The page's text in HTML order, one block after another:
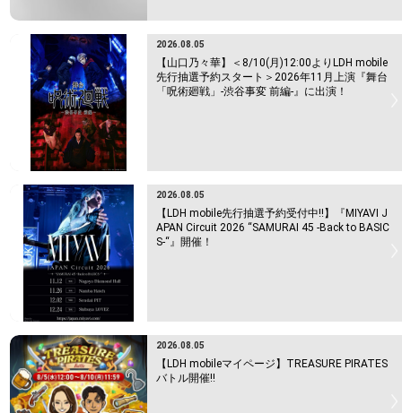
2026.08.05
【山口乃々華】＜8/10(月)12:00よりLDH mobile
先行抽選予約スタート＞2026年11月上演『舞台
「呪術廻戦」-渋谷事変 前編-』に出演！
2026.08.05
【LDH mobile先行抽選予約受付中!!】『MIYAVI J
APAN Circuit 2026 “SAMURAI 45 -Back to BASIC
S-“』開催！
2026.08.05
【LDH mobileマイページ】TREASURE PIRATES
バトル開催!!